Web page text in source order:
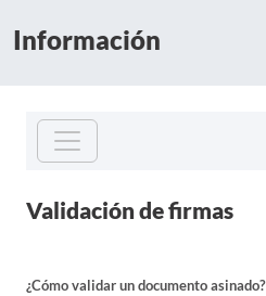
Información
Validación de firmas
¿Cómo validar un documento asinado?